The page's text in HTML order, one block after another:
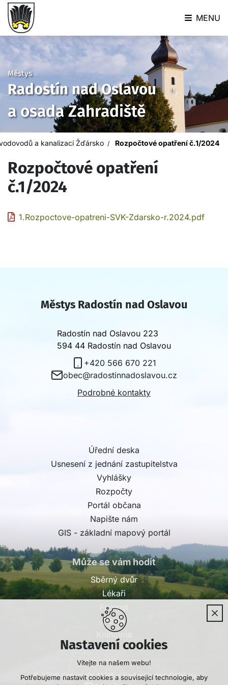
MENU
Městys
Radostín nad Oslavou
a osada Zahradiště
a kanalizací Žďársko Rozpočtové opatření č.1/2024
Rozpočtové opatření
č.1/2024
1.Rozpoctove-opatreni-SVK-Zdarsko-r.2024.pdf
Městys Radostín nad Oslavou
obec@radostinnadoslavou.cz
+420 566 670 221
Radostín nad Oslavou 223
594 44 Radostín nad Oslavou
Podrobné kontakty
Úřední deska
Usnesení z jednání zastupitelstva
Vyhlášky
Rozpočty
Portál občana
Napište nám
GIS - základní mapový portál
Může se vám hodit
Sběrný dvůr
Lékaři
Farnost
Pošta
Knihovna
© 2026 Copyright Městys Radostín nad Oslavou
Nastavení cookies
Vítejte na našem webu!
Potřebujeme nastavit cookies a související technologie, aby